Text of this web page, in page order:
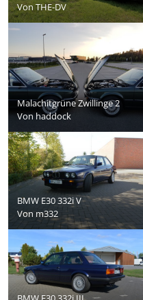
Von THE-DV
Malachitgrüne Zwillinge 2
Vonhaddock
BMW E30 332i V
Von m332